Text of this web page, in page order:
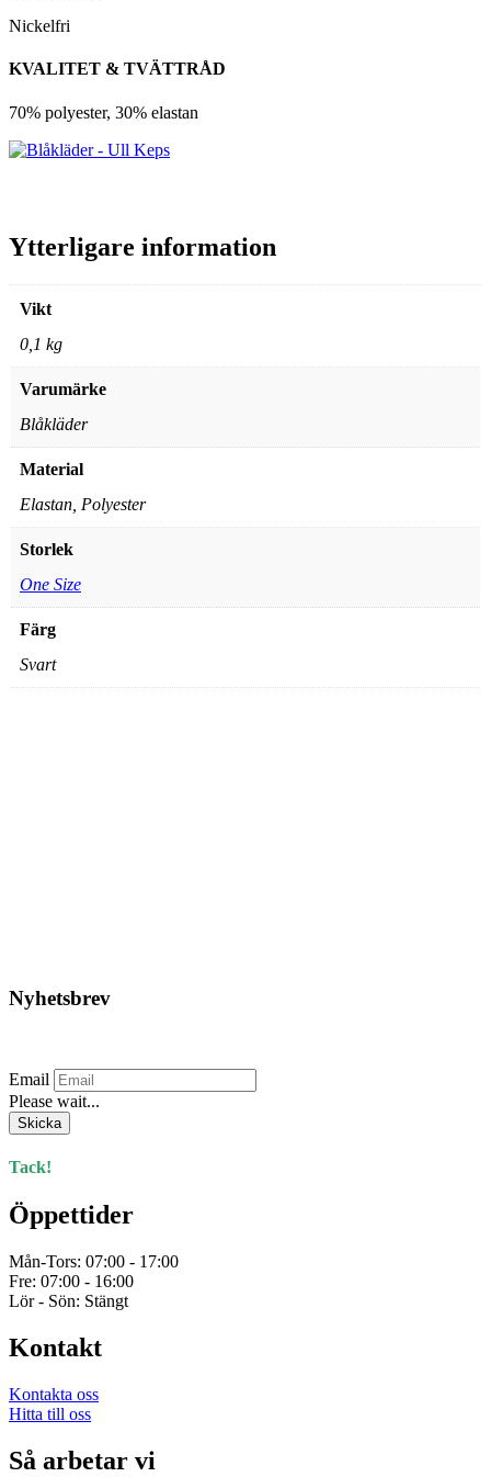
Nickelfri
KVALITET & TVÄTTRÅD
70% polyester, 30% elastan
Ytterligare information
Vikt
0,1 kg
Varumärke
Blåkläder
Material
Elastan, Polyester
Storlek
One Size
Färg
Svart
Nyhetsbrev
Email
Please wait...
Skicka
Tack!
Öppettider
Mån-Tors: 07:00 - 17:00
Fre: 07:00 - 16:00
Lör - Sön: Stängt
Kontakt
Kontakta oss
Hitta till oss
Så arbetar vi